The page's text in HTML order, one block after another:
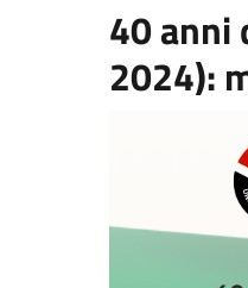
40 anni
2024):